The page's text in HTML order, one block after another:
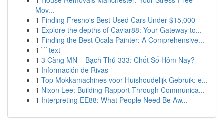
Mov...
1 Finding Fresno's Best Used Cars Under $15,000
1 Explore the depths of Caviar88: Your Gateway to...
1 Finding the Best Ocala Painter: A Comprehensive...
1 ```text
1 3 Càng MN – Bạch Thủ 333: Chốt Số Hôm Nay?
1 Información de Rivas
1 Top Mokkamachines voor Huishoudelijk Gebruik: e...
1 Nixon Lee: Building Rapport Through Communica...
1 Interpreting EE88: What People Need Be Aw...